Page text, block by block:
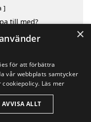
till med?
städerna Kastlösa
Aps
Villkor
×
för att förbättra
vår webbplats samtycker
cookiepolicy. Läs mer
AVVISA ALLT